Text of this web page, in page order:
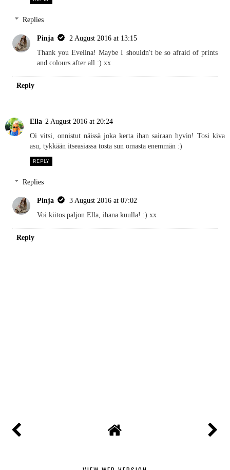
Replies
Pinja
2 August 2016 at 13:15
Thank you Evelina! Maybe I shouldn't be so afraid of prints
and colours after all :) xx
Reply
Ella 2 August 2016 at 20:24
Oi vitsi, onnistut näissä joka kerta ihan sairaan hyvin! Tosi kiva
asu, tykkään itseasiassa tosta sun omasta enemmän :)
REPLY
Replies
Pinja
3 August 2016 at 07:02
Voi kiitos paljon Ella, ihana kuulla! :) xx
Reply